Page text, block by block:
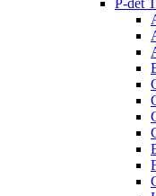
P-det